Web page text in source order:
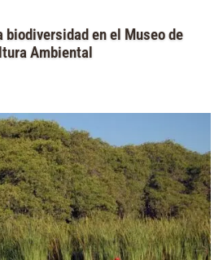
biodiversidad en el Museo de
Ambiental